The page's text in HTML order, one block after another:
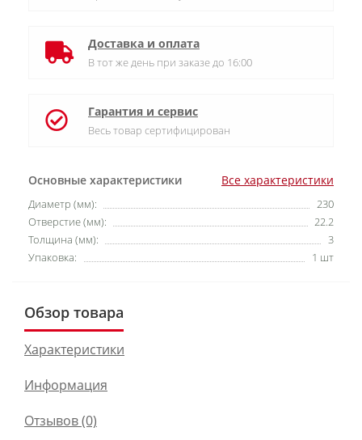
Основные характеристики Все характеристики
Диаметр (мм):
230
Отверстие (мм):
22.2
Толщина (мм):
3
Упаковка:
1 шт
Доставка и оплата
В тот же день при заказе до 16:00
Гарантия и сервис
Весь товар сертифицирован
Обзор товара
Характеристики
Информация
Отзывов (0)